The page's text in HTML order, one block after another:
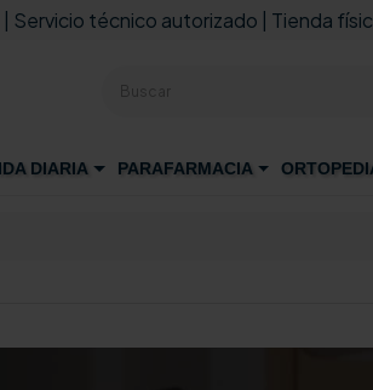
Servicio técnico autorizado | Tienda
DIARIA PARAFARMACIA